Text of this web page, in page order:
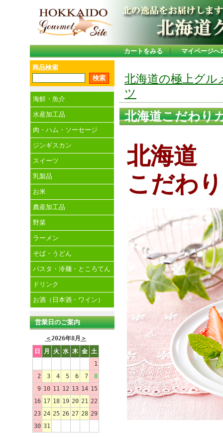
カートをみる｜ マイページへ
商品検索
海鮮・魚介
水産加工品
肉・ハム・ソーセージ
ジンギスカン
スイーツ
乳製品
お米
農産加工品
野菜
ラーメン
そば・うどん
パスタ・冷麺・ところてん
ドリンク
お酒（日本酒・ワイン）
営業日のご案内
＜2026年8月 ＞
日
月 火 水 木 金 土
1
2
3 4 5 6 7
8
9 10 11 12 13 14 15
16 17 18 19 20 21 22
23 24 25 26 27 28 29
30 31
北海道の極上グル
ツ
北海道こだわり
北海道
こだわ